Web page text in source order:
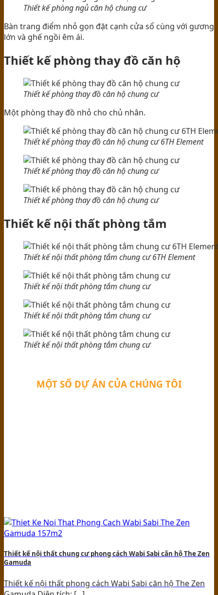
Thiết kế phòng ngủ căn hộ chung cư
Bàn trang điểm nhỏ gọn đặt cạnh cửa sổ cùng với gương
lớn và ghế ngồi êm ái.
Thiết kế phòng thay đồ căn hộ
Thiết kế phòng thay đồ căn hộ chung cư
Một phòng thay đồ nhỏ cho chủ nhân.
Thiết kế phòng thay đồ căn hộ chung cư 6TH Element
Thiết kế phòng thay đồ căn hộ chung cư
Thiết kế phòng thay đồ căn hộ chung cư
Thiết kế nội thất phòng tắm
Thiết kế nội thất phòng tắm chung cư 6TH Element
Thiết kế nội thất phòng tắm chung cư
Thiết kế nội thất phòng tắm chung cư
Thiết kế nội thất phòng tắm chung cư
MỘT SỐ DỰ ÁN CỦA CHÚNG TÔI
Thiết kế nội thất chung cư phong cách Wabi Sabi căn hộ The Zen
Gamuda
Thiết kế nội thất phong cách Wabi Sabi căn hộ The Zen